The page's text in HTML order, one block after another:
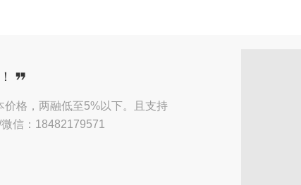
【绍兴】用户的在线咨询
格，两融低至5%以下。且支持
信：18482179571